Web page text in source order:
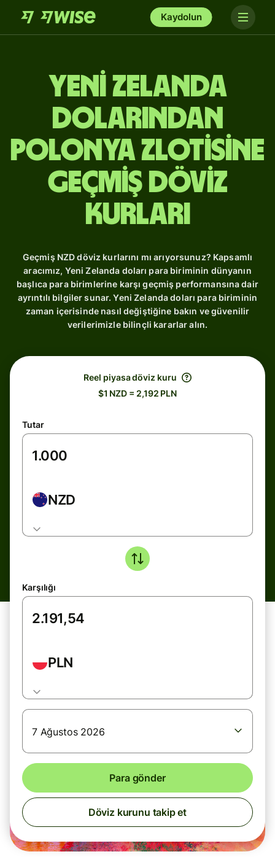
Kaydolun
Yeni Zelanda
dolarından
Polonya zlotisine
Geçmiş Döviz
Kurları
Geçmiş NZD döviz kurlarını mı arıyorsunuz? Kapsamlı
aracımız, Yeni Zelanda doları para biriminin dünyanın
başlıca para birimlerine karşı geçmiş performansına dair
ayrıntılı bilgiler sunar. Yeni Zelanda doları para biriminin
zaman içerisinde nasıl değiştiğine bakın ve güvenilir
verilerimizle bilinçli kararlar alın.
Reel piyasa döviz kuru
$1 NZD = 2,192 PLN
Tutar
NZD
Karşılığı
PLN
7 Ağustos 2026
Para gönder
Döviz kurunu takip et